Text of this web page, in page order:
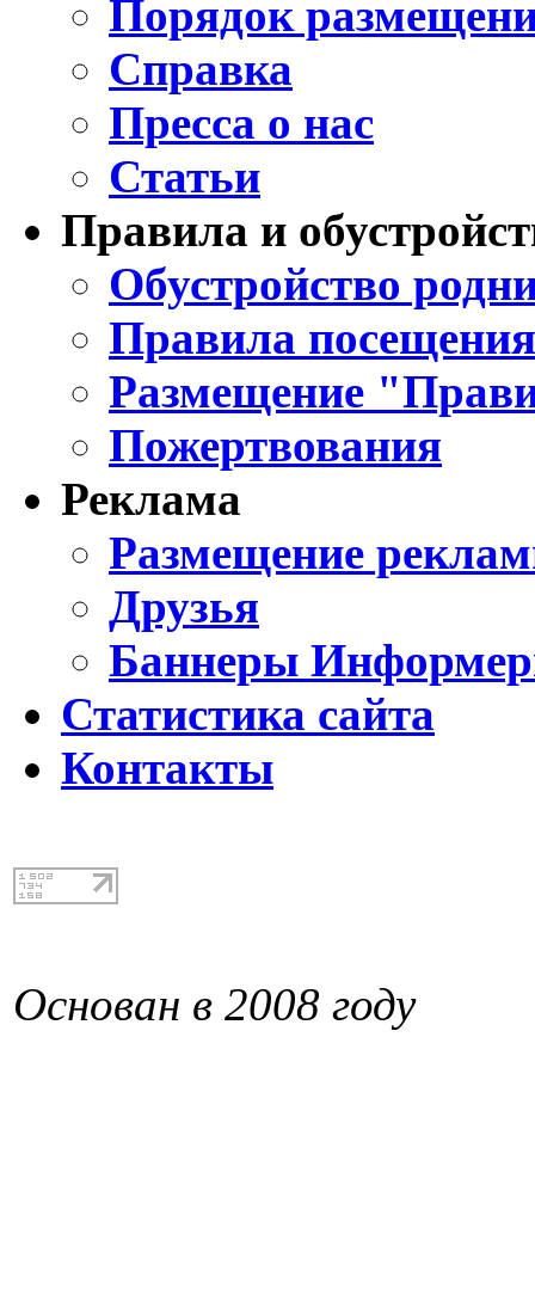
Порядок
Справка
Пресса о нас
Статьи
Правила и
Обустройство
Правила
Размещение
Пожертвования
Реклама
Размещение
Друзья
Баннеры
Статистика сайта
Контакты
Основан в 2008 году